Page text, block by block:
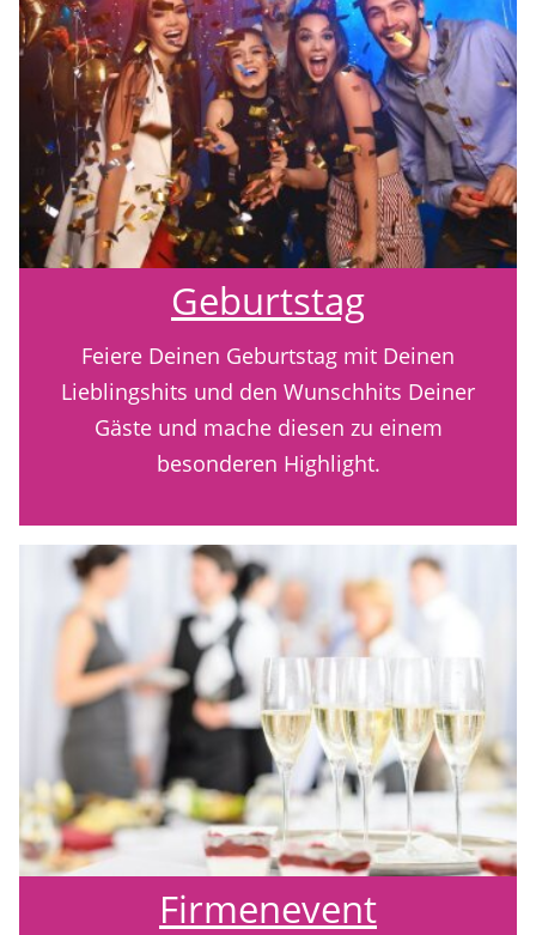
Geburtstag
Feiere Deinen Geburtstag mit Deinen
Lieblingshits und den Wunschhits Deiner
Gäste und mache diesen zu einem
besonderen Highlight.
Firmenevent